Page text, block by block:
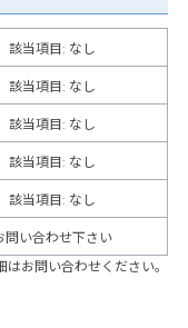
該当項目: なし
該当項目: なし
該当項目: なし
該当項目: なし
該当項目: なし
問い合わせ下さい
お問い合わせください。